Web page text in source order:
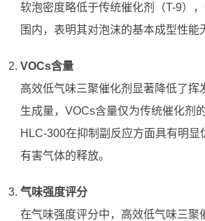
软泡密度略低于传统催化剂（T-9）
围内，表明其对泡沫的基本成型性能
VOCs含量
高效低气味三聚催化剂显著降低了挥
生成量，VOCs含量仅为传统催化剂
HLC-300在抑制副反应方面具有明显
有害气体的释放。
气味强度评分
在气味强度评分中，高效低气味三聚